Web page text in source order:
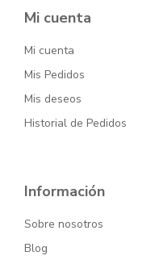
Mi cuenta
Mi cuenta
Mis Pedidos
Mis deseos
Historial de Pedidos
Información
Sobre nosotros
Blog